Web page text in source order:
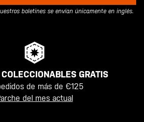
boletines se envían únicamente en inglés.
GRATIS
de más de €125
del mes actual